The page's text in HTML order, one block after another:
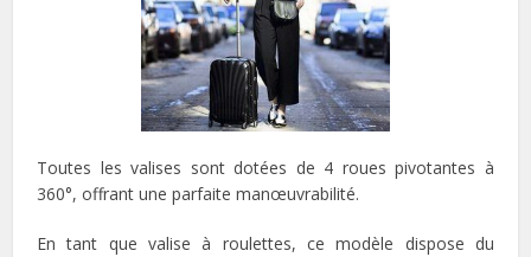
Toutes les valises sont dotées de 4 roues pivotantes à
360°, offrant une parfaite manœuvrabilité.
En tant que valise à roulettes, ce modèle dispose du